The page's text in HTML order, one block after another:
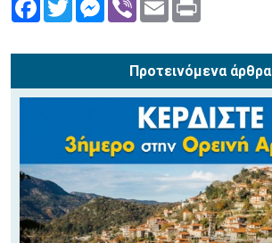
Προτεινόμενα άρθρα